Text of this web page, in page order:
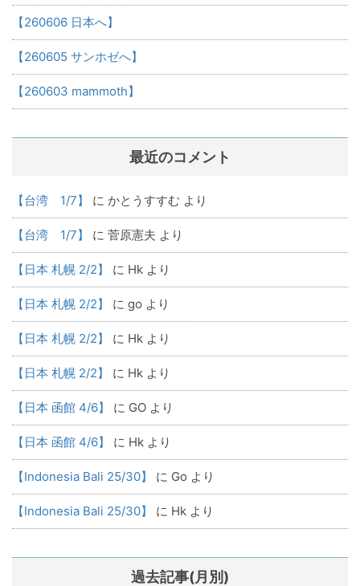
【260606 日本へ】
【260605 サンホゼへ】
【260603 mammoth】
最近のコメント
【台湾 1/7】 に かとうすすむ より
【台湾 1/7】 に 菅原憲夫 より
【日本 札幌 2/2】 に Hk より
【日本 札幌 2/2】 に go より
【日本 札幌 2/2】 に Hk より
【日本 札幌 2/2】 に Hk より
【日本 函館 4/6】 に GO より
【日本 函館 4/6】 に Hk より
【Indonesia Bali 25/30】 に Go より
【Indonesia Bali 25/30】 に Hk より
過去記事(月別)